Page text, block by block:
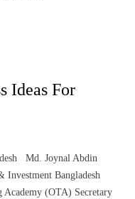
Ideas For
Md. Joynal Abdin
Bangladesh
(OTA) Secretary